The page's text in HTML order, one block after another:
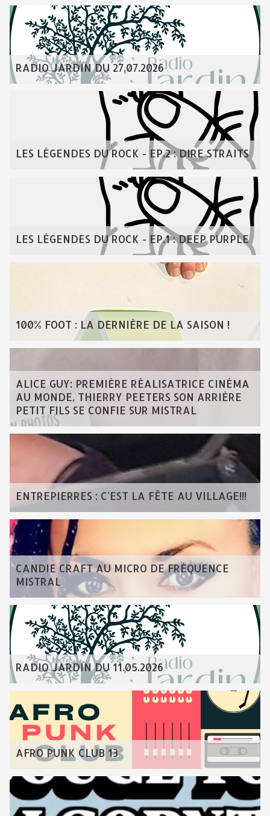
RADIO JARDIN DU 27.07.2026
LES LÉGENDES DU ROCK - EP.2 : DIRE STRAITS
LES LÉGENDES DU ROCK - EP.1 : DEEP PURPLE
100% FOOT : LA DERNIÈRE DE LA SAISON !
ALICE GUY: PREMIÈRE RÉALISATRICE CINÉMA
AU MONDE, THIERRY PEETERS SON ARRIÈRE
PETIT FILS SE CONFIE SUR MISTRAL
ENTREPIERRES : C'EST LA FÊTE AU VILLAGE!!!
CANDIE CRAFT AU MICRO DE FRÉQUENCE
MISTRAL
RADIO JARDIN DU 11.05.2026
AFRO PUNK CLUB 13